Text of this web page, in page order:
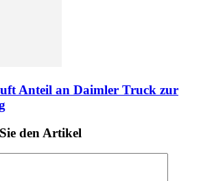
Anteil an Daimler Truck zur
den Artikel